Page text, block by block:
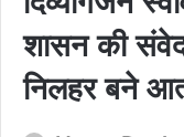
शासन की
निलहर बने